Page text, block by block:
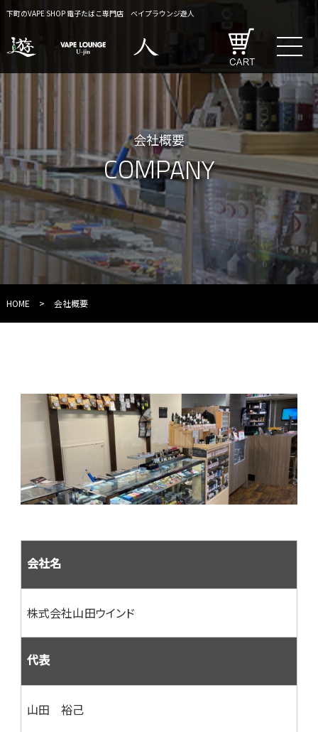
下町のVAPE SHOP 電子たばこ専門店 ベイプラウンジ遊人
会社概要
COMPANY
HOME > 会社概要
会社名
株式会社山田ウインド
代表
山田 裕己